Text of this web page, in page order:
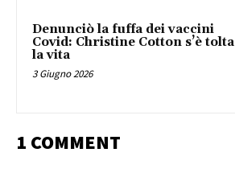
Denunciò la fuffa dei vaccini
Covid: Christine Cotton s’è tolta
la vita
3 Giugno 2026
1 COMMENT